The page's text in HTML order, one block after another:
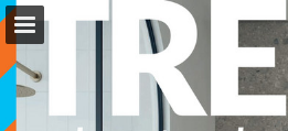
bodenhaus.de
Seitenübersicht